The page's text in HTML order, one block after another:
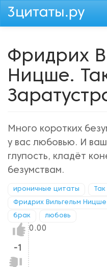
Перейти
Фридрих
Ницше.
Много коротких
у вас любовью. И
глупость, кладёт
безумствам.
ироничные цитаты
Фридрих Вильгельм Ницше
брак любовь
Нравится!
-1
Не
0.00